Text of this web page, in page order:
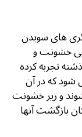
های سویدن
خشونت و
تجربه کرده
شود که در آن
و زیر خشونت
بازگشت آنها